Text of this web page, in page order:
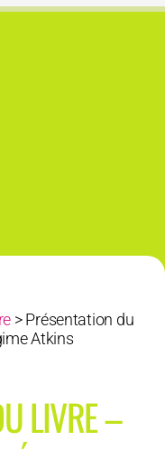
>Présentation du
Atkins
LIVRE –